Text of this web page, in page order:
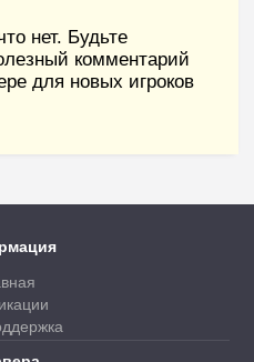
нет. Будьте
комментарий
для новых игроков